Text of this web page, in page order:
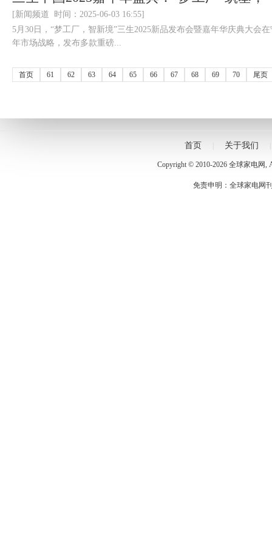
[新闻频道 时间：2025-06-03 16:55]
5月30日，“梦工厂，智新境”三生2025新品发布会暨嘉年华庆典大会
年市场战略，发布多款重磅...
首页 61 62 63 64 65 66 67 68 69 70 尾页
首页 关于我们
Copyright © 2010-2026 全球家电网,
免责申明：全球家电网